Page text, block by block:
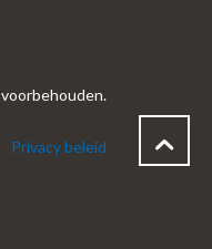
Privacy beleid